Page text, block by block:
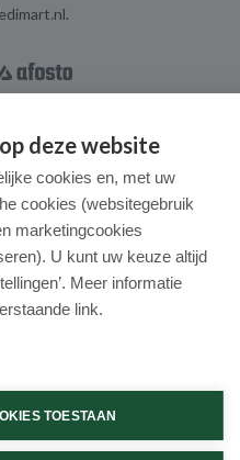
deze website
cookies en, met uw
cookies (websitegebruik
marketingcookies
U kunt uw keuze altijd
Meer informatie
link.
TOESTAAN
nieuwsbrief